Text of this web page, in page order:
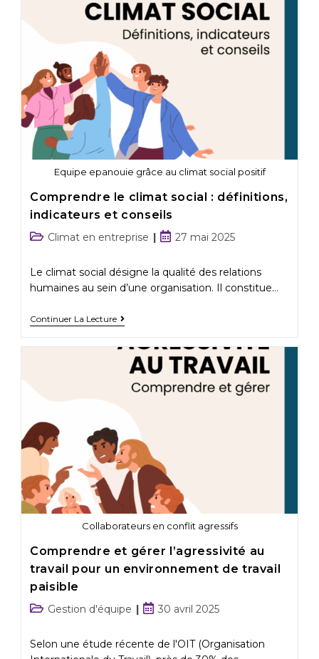
Equipe epanouie grâce au climat social positif
Comprendre le climat social : définitions,
indicateurs et conseils
Climat en entreprise 27 mai 2025
Le climat social désigne la qualité des relations
humaines au sein d’une organisation. Il constitue…
Continuer La Lecture
Collaborateurs en conflit agressifs
Comprendre et gérer l’agressivité au
travail pour un environnement de travail
paisible
Gestion d'équipe 30 avril 2025
Selon une étude récente de l'OIT (Organisation